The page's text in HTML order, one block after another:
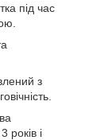
під час
з
років і